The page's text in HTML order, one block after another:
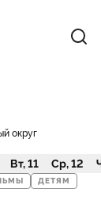
округ
Вт, 11 Ср, 12
ДЕТЯМ